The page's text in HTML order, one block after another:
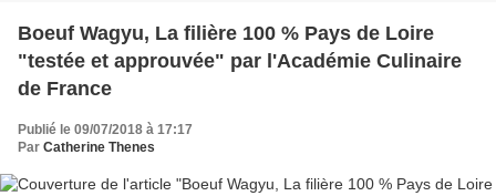
Boeuf Wagyu, La filière 100 % Pays de Loire
"testée et approuvée" par l'Académie Culinaire
de France
Publié le 09/07/2018 à 17:17
Par Catherine Thenes